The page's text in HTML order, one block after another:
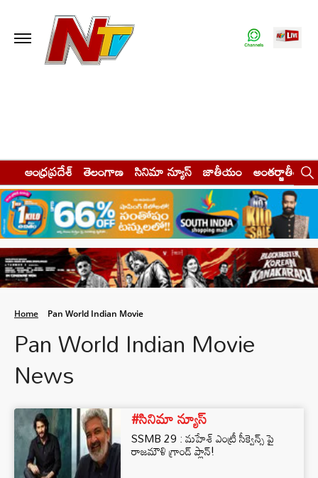
ఆంధ్రప్రదేశ్ తెలంగాణ సినిమా న్యూస్ జాతీయం అంతర్జాతీయం
Home Pan World Indian Movie
Pan World Indian Movie
News
#సినిమా న్యూస్
SSMB 29 : మహేశ్ ఎంట్రీ సీక్వెన్స్ పై
రాజమౌళి గ్రాండ్ ప్లాన్!